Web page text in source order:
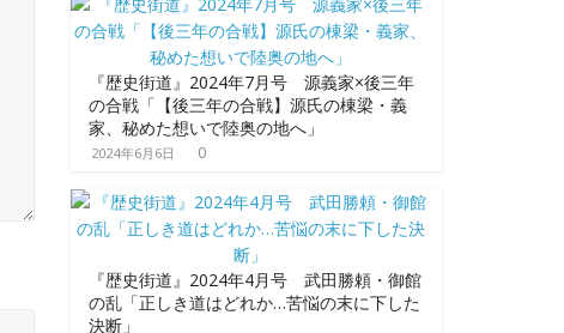
『歴史街道』2024年7月号 源義家×後三年
の合戦「【後三年の合戦】源氏の棟梁・義
家、秘めた想いで陸奥の地へ」
2024年6月6日 0
『歴史街道』2024年4月号 武田勝頼・御館
の乱「正しき道はどれか…苦悩の末に下した
決断」